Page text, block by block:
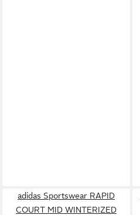
adidas Sportswear RAPID
COURT MID WINTERIZED